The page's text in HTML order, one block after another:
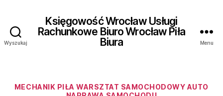
Wyszukaj
Księgowość Wrocław Usługi
Rachunkowe Biuro Wrocław Piła
Biura
Menu
Kategorie
MECHANIK PIŁA WARSZTAT SAMOCHODOWY AUTO